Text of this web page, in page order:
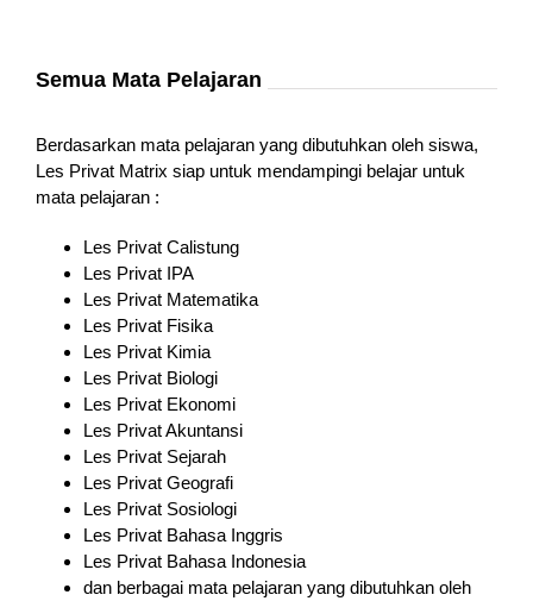
Semua Mata Pelajaran
Berdasarkan mata pelajaran yang dibutuhkan oleh siswa,
Les Privat Matrix siap untuk mendampingi belajar untuk
mata pelajaran :
Les Privat Calistung
Les Privat IPA
Les Privat Matematika
Les Privat Fisika
Les Privat Kimia
Les Privat Biologi
Les Privat Ekonomi
Les Privat Akuntansi
Les Privat Sejarah
Les Privat Geografi
Les Privat Sosiologi
Les Privat Bahasa Inggris
Les Privat Bahasa Indonesia
dan berbagai mata pelajaran yang dibutuhkan oleh